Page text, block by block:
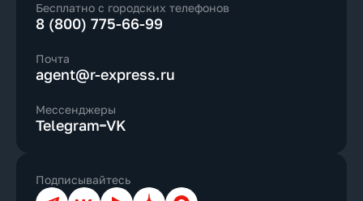
Бесплатно с городских телефонов
8 (800) 775-66-99
Почта
agent@r-express.ru
Мессенджеры
Telegram VK
Подписывайтесь
ТелеграмВКонтакте
YouTubeДзен Max